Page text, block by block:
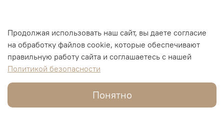
В корзину
© ИП Блинков А.А. 2010-2026
Продолжая использовать наш сайт, вы даете согласие
на обработку файлов cookie, которые обеспечивают
правильную работу сайта и соглашаетесь с нашей
Политикой безопасности
Понятно